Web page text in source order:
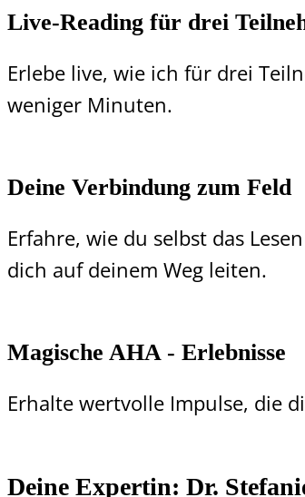
Live-Reading für drei
Erlebe live, wie ich für drei
weniger Minuten.
Deine Verbindung zum Feld
Erfahre, wie du selbst das
dich auf deinem Weg leiten.
Magische AHA - Erlebnisse
Erhalte wertvolle Impulse, die
Deine Expertin: Dr.